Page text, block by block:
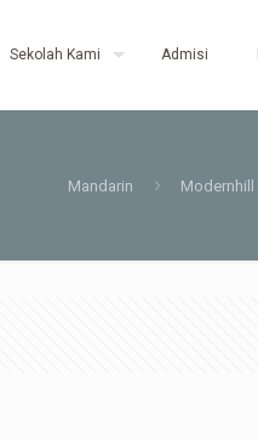
Sekolah Kami Admisi
Mandarin
Modernhill